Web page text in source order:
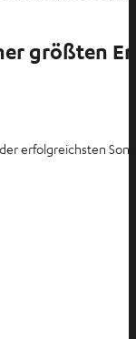
größten
erfolgreichsten